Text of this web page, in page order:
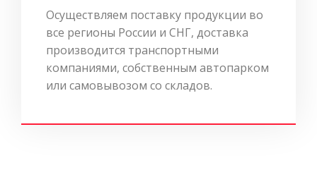
Осуществляем поставку продукции во
все регионы России и СНГ, доставка
производится транспортными
компаниями, собственным автопарком
или самовывозом со складов.